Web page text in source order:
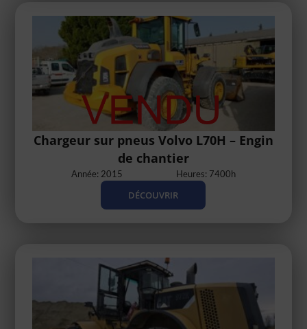
Chargeur sur pneus Volvo L70H – Engin
de chantier
Année: 2015 Heures: 7400h
DÉCOUVRIR